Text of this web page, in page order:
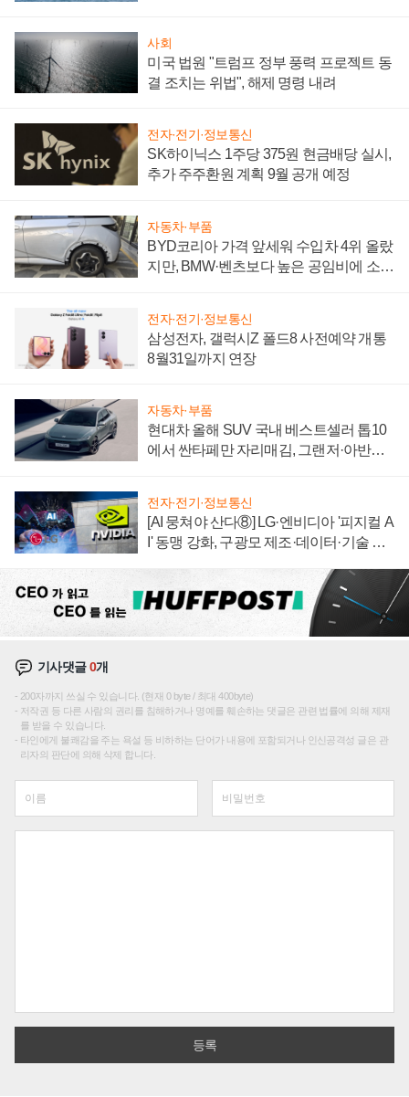
사회
미국 법원 "트럼프 정부 풍력 프로젝트 동
결 조치는 위법", 해제 명령 내려
전자·전기·정보통신
SK하이닉스 1주당 375원 현금배당 실시,
추가 주주환원 계획 9월 공개 예정
자동차·부품
BYD코리아 가격 앞세워 수입차 4위 올랐
지만, BMW·벤츠보다 높은 공임비에 소비
전자·전기·정보통신
삼성전자, 갤럭시Z 폴드8 사전예약 개통
8월31일까지 연장
자동차·부품
현대차 올해 SUV 국내 베스트셀러 톱10
에서 싼타페만 자리매김, 그랜저·아반떼
전자·전기·정보통신
[AI 뭉쳐야 산다⑧] LG·엔비디아 '피지컬 A
I' 동맹 강화, 구광모 제조·데이터·기술 결
기사댓글0개
200자까지 쓰실 수 있습니다. (현재 0 byte / 최대 400byte)
저작권 등 다른 사람의 권리를 침해하거나 명예를 훼손하는 댓글은 관련 법률에 의해 제재
를 받을 수 있습니다.
타인에게 불쾌감을 주는 욕설 등 비하하는 단어가 내용에 포함되거나 인신공격성 글은 관
리자의 판단에 의해 삭제 합니다.